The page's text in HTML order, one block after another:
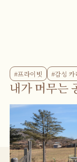
#프라이빗 #감성 카
내가 머무는